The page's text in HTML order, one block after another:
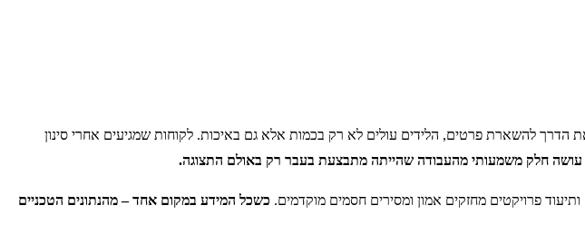
להשארת פרטים, הלידים עולים לא רק בכמות אלא גם באיכות. לקוחות שמגיעים אחרי סינון
חלק משמעותי מהעבודה שהייתה מתבצעת בעבר רק באולם התצוגה.
פרויקטים מחזקים אמון ומסירים חסמים מוקדמים. כשכל המידע במקום אחד – מהנתונים הטכניים